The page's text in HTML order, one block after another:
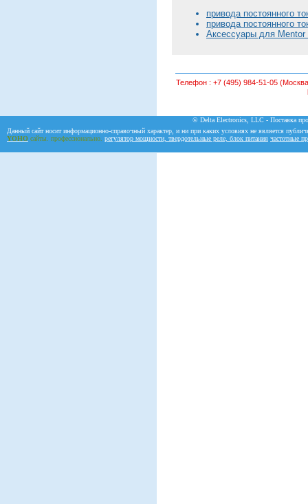
привода постоянного
привода постоянного
Аксессуары для Mentor
Телефон :+7 (495) 984-51-05
© Delta Electronics, LLC - Поставка
Данный сайт носит информационно-справочный характер, и ни при каких условиях не является
YOHO сайты. профессионально. регулятор мощности, твердотельные реле, блок питания частотные